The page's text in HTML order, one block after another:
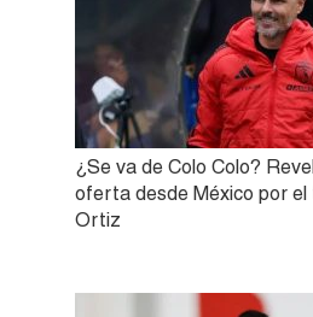
¿Se va de Colo Colo?
oferta desde México por el
Ortiz